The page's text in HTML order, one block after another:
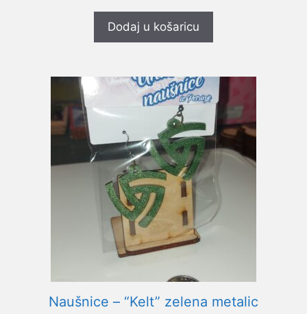
Dodaj u košaricu
Naušnice – “Kelt” zelena metalic